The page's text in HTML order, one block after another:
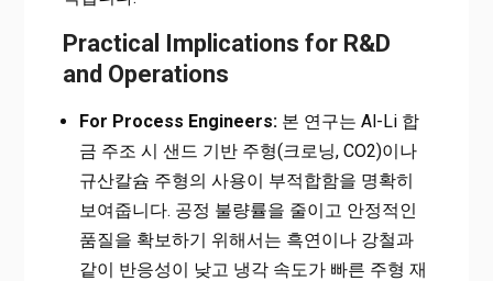
Practical Implications for R&D
and Operations
For Process Engineers:본 연구는 Al-Li 합
금 주조 시 샌드 기반 주형(크로닝, CO2)이나
규산칼슘 주형의 사용이 부적합함을 명확히
보여줍니다. 공정 불량률을 줄이고 안정적인
품질을 확보하기 위해서는 흑연이나 강철과
같이 반응성이 낮고 냉각 속도가 빠른 주형 재